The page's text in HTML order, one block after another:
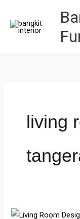
content
living
Living